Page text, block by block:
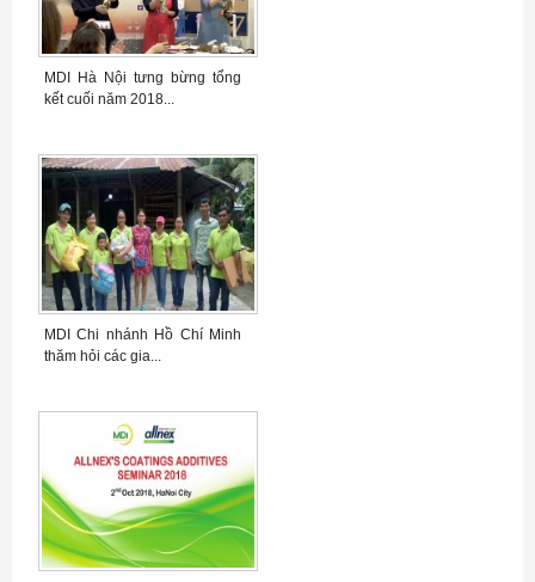
MDI Hà Nội tưng bừng tổng
kết cuối năm 2018...
MDI Chi nhánh Hồ Chí Minh
thăm hỏi các gia...